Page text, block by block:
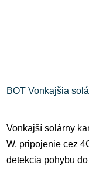
BOT Vonkajšia
Vonkajší solárny
W, pripojenie cez
detekcia pohybu